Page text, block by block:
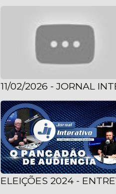
11/02/2026 - JORNAL
ELEIÇÕES 2024 -